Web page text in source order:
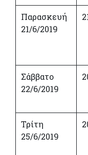
Παρασκευή
21/6/2019
Σάββατο
22/6/2019
Τρίτη
25/6/2019